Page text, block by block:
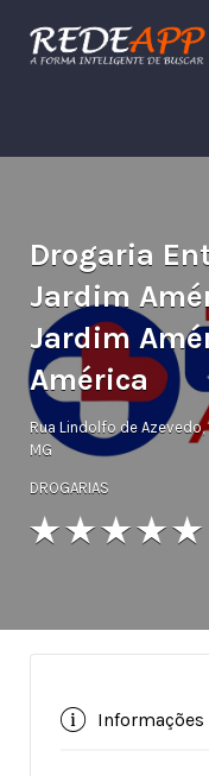
Procurar:
Drogaria
Jardim
Jardim
América
Rua Lindolfo de
MG
DROGARIAS
Informações